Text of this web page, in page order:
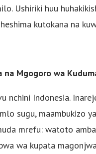
Ushiriki huu
kutokana na
Mgogoro wa
nchini Indonesia.
sugu, maambukizo
mrefu: watoto
wa kupata